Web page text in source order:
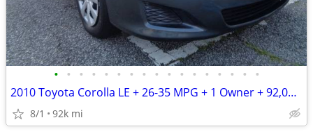
• • • • • • • • • • • • • • • • •
2010 Toyota Corolla LE + 26-35 MPG + 1 Owner + 92,000 Miles
8/1 92k mi